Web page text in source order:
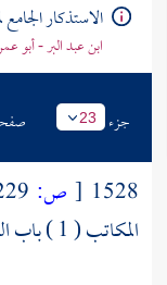
الاستذكار
ابن عبد البر - أبو
جزء 23
1528
[ ص:
المكاتب ( 1 ) باب القضاء في